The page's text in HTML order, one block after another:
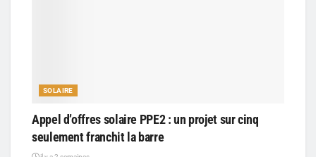
SOLAIRE
Appel d’offres solaire PPE2 : un projet sur cinq
seulement franchit la barre